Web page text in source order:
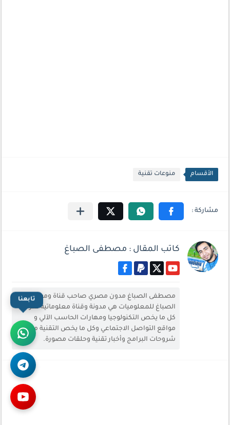
الأقسام منوعات تقنية
كاتب المقال : مصطفى الصباغ
مصطفى الصباغ مدون مصري صاحب قناة وموقع
الصباغ للمعلوميات هي مدونة وقناة معلوماتية تعرض
كل ما يخص التكنولوجيا ومهارات الحاسب الآلي و
مواقع التواصل الاجتماعي وكل ما يخص التقنية من
شروحات البرامج وأخبار تقنية وحلقات مصورة.
تابعنا